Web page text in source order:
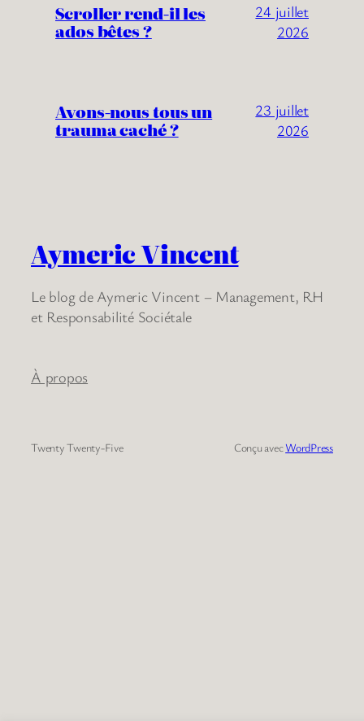
Scroller rend-il les
ados bêtes ?
24 juillet
2026
Avons-nous tous un
trauma caché ?
23 juillet
2026
Aymeric Vincent
Le blog de Aymeric Vincent – Management, RH
et Responsabilité Sociétale
À propos
Twenty Twenty-Five Conçu avecWordPress